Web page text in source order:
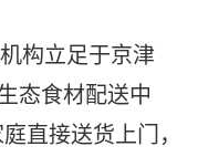
构立足于京津
态食材配送中
直接送货上门，